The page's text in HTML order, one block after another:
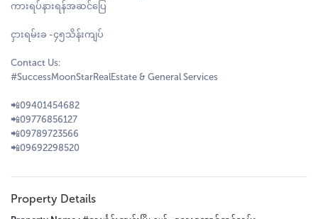
ကားရပ်နားရန်အဆင်ပြေ
ငှားရမ်းခ -၄၅သိန်းကျပ်
Contact Us:
#SuccessMoonStarRealEstate & General Services
📲09401454682
📲09776856127
📲09789723566
📲09692298520
Property Details